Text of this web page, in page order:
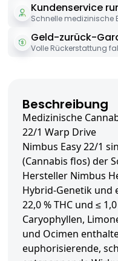
Kundenservice
Schnelle medizinische
Geld-zurück-
Volle Rückerstattung
Beschreibung
Medizinische
22/1 Warp Drive
Nimbus Easy 22/1
(Cannabis flos) der
Hersteller Nimbus
Hybrid-Genetik und
22,0 % THC und ≤
Caryophyllen,
und Ocimen
euphorisierende,